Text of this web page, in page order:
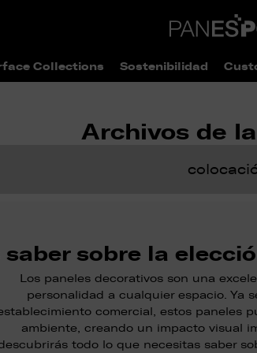
Collections Sostenibilidad
Archivos de
sobre la
Los paneles decorativos son una
personalidad a cualquier espacio. Ya
comercial, estos paneles
ambiente, creando un impacto visual
todo lo que necesitas saber